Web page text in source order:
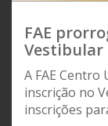
FAE
Vestibular
A FAE
inscrição no
inscrições